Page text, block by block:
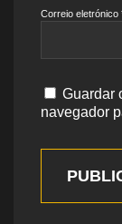
Correio eletrónico
Guardar
navegador